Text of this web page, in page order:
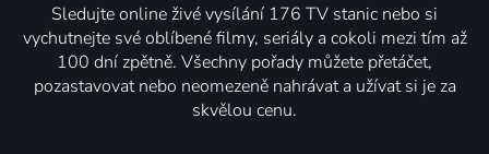
Sledujte online živé vysílání 176 TV stanic nebo si
vychutnejte své oblíbené filmy, seriály a cokoli mezi tím až
100 dní zpětně. Všechny pořady můžete přetáčet,
pozastavovat nebo neomezeně nahrávat a užívat si je za
skvělou cenu.